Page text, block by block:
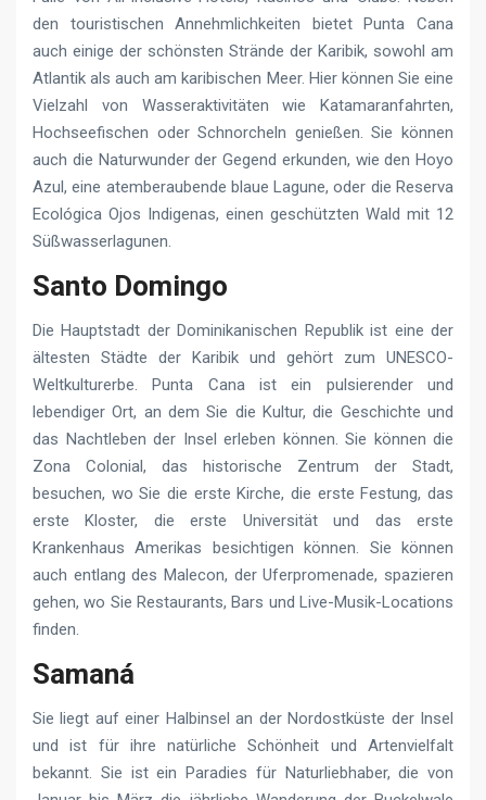
den touristischen Annehmlichkeiten bietet Punta Cana
auch einige der schönsten Strände der Karibik, sowohl am
Atlantik als auch am karibischen Meer. Hier können Sie eine
Vielzahl von Wasseraktivitäten wie Katamaranfahrten,
Hochseefischen oder Schnorcheln genießen. Sie können
auch die Naturwunder der Gegend erkunden, wie den Hoyo
Azul, eine atemberaubende blaue Lagune, oder die Reserva
Ecológica Ojos Indigenas, einen geschützten Wald mit 12
Süßwasserlagunen.
Santo Domingo
Die Hauptstadt der Dominikanischen Republik ist eine der
ältesten Städte der Karibik und gehört zum UNESCO-
Weltkulturerbe. Punta Cana ist ein pulsierender und
lebendiger Ort, an dem Sie die Kultur, die Geschichte und
das Nachtleben der Insel erleben können. Sie können die
Zona Colonial, das historische Zentrum der Stadt,
besuchen, wo Sie die erste Kirche, die erste Festung, das
erste Kloster, die erste Universität und das erste
Krankenhaus Amerikas besichtigen können. Sie können
auch entlang des Malecon, der Uferpromenade, spazieren
gehen, wo Sie Restaurants, Bars und Live-Musik-Locations
finden.
Samaná
Sie liegt auf einer Halbinsel an der Nordostküste der Insel
und ist für ihre natürliche Schönheit und Artenvielfalt
bekannt. Sie ist ein Paradies für Naturliebhaber, die von